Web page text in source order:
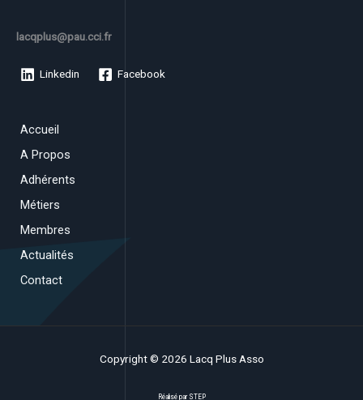
lacqplus@pau.cci.fr
Linkedin Facebook
Accueil
A Propos
Adhérents
Métiers
Membres
Actualités
Contact
Copyright © 2026 Lacq Plus Asso
Réalisé par STEP